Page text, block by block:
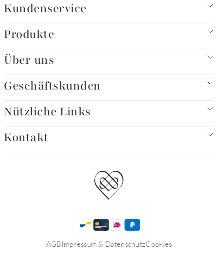
Kundenservice
Produkte
Über uns
Geschäftskunden
Nützliche Links
Kontakt
AGBImpressum & DatenschutzCookies